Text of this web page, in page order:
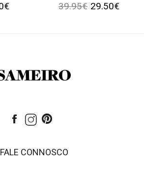
€ 39.95€ 29.50€
FALE CONNOSCO